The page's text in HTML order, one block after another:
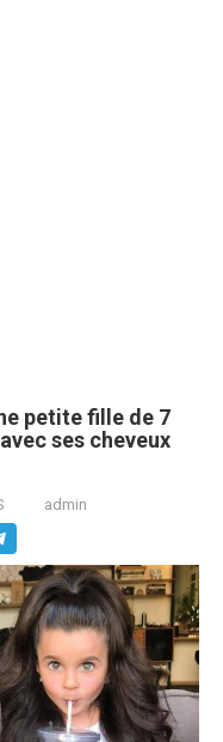
petite fille de 7
ses cheveux
admin